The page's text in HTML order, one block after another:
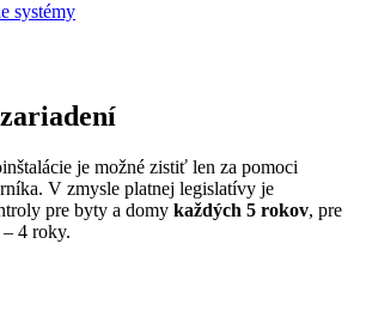
systémy
je možné zistiť len za pomoci
V zmysle platnej legislatívy je
pre byty a domy každých 5 rokov, pre
4 roky.